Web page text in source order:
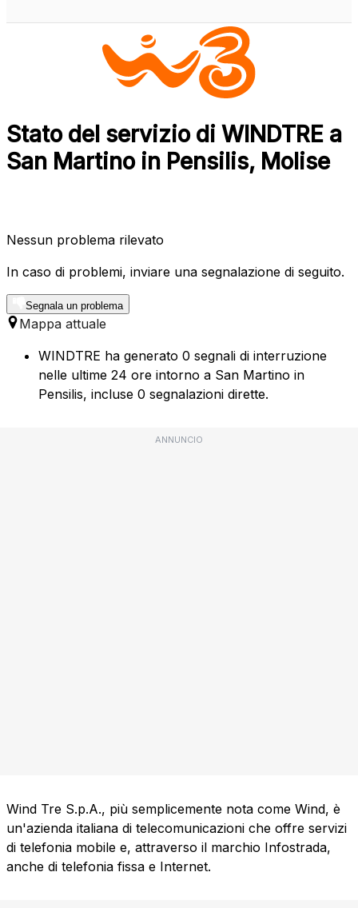
Stato del servizio di WINDTRE a
San Martino in Pensilis, Molise
Nessun problema rilevato
In caso di problemi, inviare una segnalazione di seguito.
Segnala un problema
Mappa attuale
WINDTRE ha generato 0 segnali di interruzione
nelle ultime 24 ore intorno a San Martino in
Pensilis, incluse 0 segnalazioni dirette.
ANNUNCIO
Wind Tre S.p.A., più semplicemente nota come Wind, è
un'azienda italiana di telecomunicazioni che offre servizi
di telefonia mobile e, attraverso il marchio Infostrada,
anche di telefonia fissa e Internet.